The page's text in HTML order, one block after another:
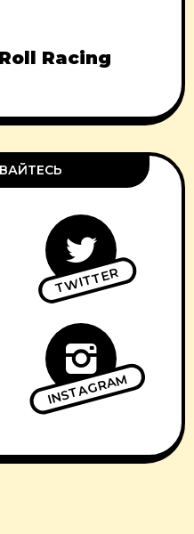
Racing
TWITTER
INSTAGRAM